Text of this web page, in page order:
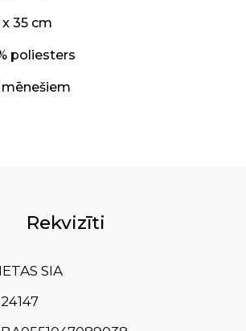
x 35 cm
poliesters
mēnešiem
Rekvizīti
SIA